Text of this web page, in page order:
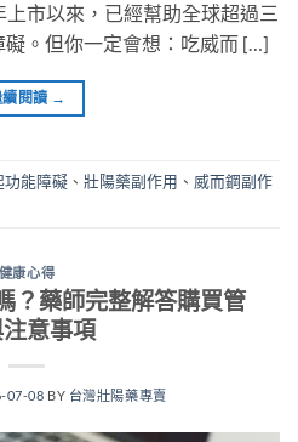
市以來，已經幫助全球超過三
。但你一定會想：吃威而 […]
閱讀 →
功能障礙 、 壯陽藥副作用 、 威而鋼副作
健康心得
？藥師完整解答購買管
意事項
07-08 BY 台灣壯陽藥專賣